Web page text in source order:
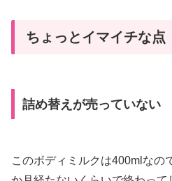
ちょっとイマイチな点
詰め替えが売っていない
このボディミルクは400mlなの